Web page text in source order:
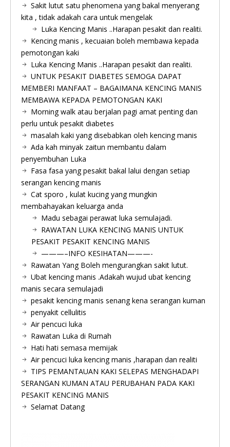
Sakit lutut satu phenomena yang bakal menyerang
kita , tidak adakah cara untuk mengelak
Luka Kencing Manis ..Harapan pesakit dan realiti.
Kencing manis , kecuaian boleh membawa kepada
pemotongan kaki
Luka Kencing Manis ..Harapan pesakit dan realiti.
UNTUK PESAKIT DIABETES SEMOGA DAPAT
MEMBERI MANFAAT – BAGAIMANA KENCING MANIS
MEMBAWA KEPADA PEMOTONGAN KAKI
Morning walk atau berjalan pagi amat penting dan
perlu untuk pesakit diabetes
masalah kaki yang disebabkan oleh kencing manis
Ada kah minyak zaitun membantu dalam
penyembuhan Luka
Fasa fasa yang pesakit bakal lalui dengan setiap
serangan kencing manis
Cat sporo , kulat kucing yang mungkin
membahayakan keluarga anda
Madu sebagai perawat luka semulajadi.
RAWATAN LUKA KENCING MANIS UNTUK
PESAKIT PESAKIT KENCING MANIS
———–INFO KESIHATAN———-
Rawatan Yang Boleh mengurangkan sakit lutut.
Ubat kencing manis .Adakah wujud ubat kencing
manis secara semulajadi
pesakit kencing manis senang kena serangan kuman
penyakit cellulitis
Air pencuci luka
Rawatan Luka di Rumah
Hati hati semasa memijak
Air pencuci luka kencing manis ,harapan dan realiti
TIPS PEMANTAUAN KAKI SELEPAS MENGHADAPI
SERANGAN KUMAN ATAU PERUBAHAN PADA KAKI
PESAKIT KENCING MANIS
Selamat Datang